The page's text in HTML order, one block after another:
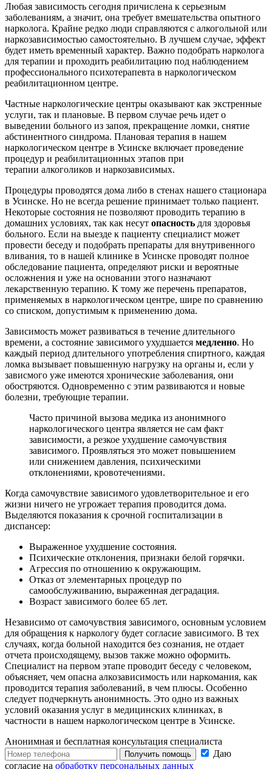
Любая зависимость сегодня причислена к серьезным
заболеваниям, а значит, она требует вмешательства опытного
нарколога. Крайне редко люди справляются с алкогольной или
наркозависимостью самостоятельно. В лучшем случае, эффект
будет иметь временный характер. Важно подобрать нарколога
для терапии и проходить реабилитацию под наблюдением
профессионального психотерапевта в наркологическом
реабилитационном центре.
Частные наркологические центры оказывают как экстренные
услуги, так и плановые. В первом случае речь идет о
выведении больного из запоя, прекращение ломки, снятие
абстинентного синдрома. Плановая терапия в нашем
наркологическом центре в Усинске включает проведение
процедур и реабилитационных этапов при
терапии алкоголиков и наркозависимых.
Процедуры проводятся дома либо в стенах нашего стационара
в Усинске. Но не всегда решение принимает только пациент.
Некоторые состояния не позволяют проводить терапию в
домашних условиях, так как несут опасность для здоровья
больного. Если на выезде к пациенту специалист может
провести беседу и подобрать препараты для внутривенного
вливания, то в нашей клинике в Усинске проводят полное
обследование пациента, определяют риски и вероятные
осложнения и уже на основании этого назначают
лекарственную терапию. К тому же перечень препаратов,
применяемых в наркологическом центре, шире по сравнению
со списком, допустимым к применению дома.
Зависимость может развиваться в течение длительного
времени, а состояние зависимого ухудшается медленно. Но
каждый период длительного употребления спиртного, каждая
ломка вызывает повышенную нагрузку на органы и, если у
зависмого уже имеются хронические заболевания, они
обостряются. Одновременно с этим развиваются и новые
болезни, требующие терапии.
Часто причиной вызова медика из анонимного
наркологического центра является не сам факт
зависимости, а резкое ухудшение самочувствия
зависимого. Проявляться это может повышением
или снижением давления, психическими
отклонениями, кровотечениями.
Когда самочувствие зависимого удовлетворительное и его
жизни ничего не угрожает терапия проводится дома.
Выделяются показания к срочной госпитализации в
диспансер:
Выраженное ухудшение состояния.
Психические отклонения, признаки белой горячки.
Агрессия по отношению к окружающим.
Отказ от элементарных процедур по
самообслуживанию, выраженная деградация.
Возраст зависимого более 65 лет.
Независимо от самочувствия зависимого, основным условием
для обращения к наркологу будет согласие зависимого. В тех
случаях, когда больной находится без сознания, не отдает
отчета происходящему, вызов также можно оформить.
Специалист на первом этапе проводит беседу с человеком,
объясняет, чем опасна алкозависимость или наркомания, как
проводится терапия заболеваний, в чем плюсы. Особенно
следует подчеркнуть анонимность. Это одно из важных
условий оказания услуг в медицинских клиниках, в
частности в нашем наркологическом центре в Усинске.
Анонимная и бесплатная консультация специалиста
Получить помощь
Даю
согласие на обработку персональных данных